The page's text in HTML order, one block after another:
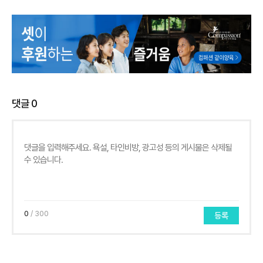
댓글0
0 / 300 등록